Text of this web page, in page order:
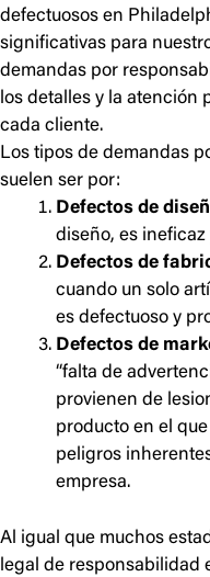
defectuosos en
significativas para
demandas por
los detalles y la atención
cada cliente.
Los tipos de demandas
suelen ser por:
Defectos de
diseño, es ineficaz
Defectos de
cuando un solo
es defectuoso y
Defectos de
“falta de
provienen de
producto en el
peligros
empresa.
Al igual que muchos
legal de responsabilidad